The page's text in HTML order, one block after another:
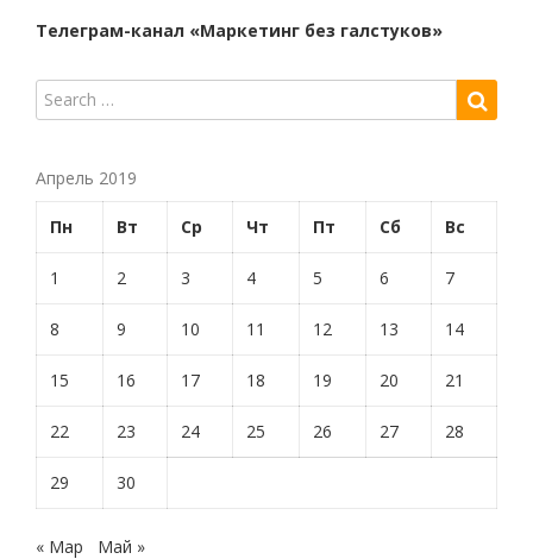
Телеграм-канал «Маркетинг без галстуков»
Апрель 2019
Пн Вт Ср Чт Пт Сб Вс
1 2 3 4 5 6 7
8 9 10 11 12 13 14
15 16 17 18 19 20 21
22 23 24 25 26 27 28
29 30
« Мар Май »